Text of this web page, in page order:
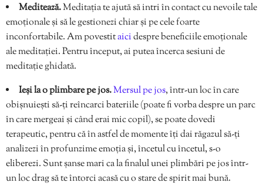
Meditează.Meditația te ajută să intri în contact cu nevoile tale
emoționale și să le gestionezi chiar și pe cele foarte
inconfortabile. Am povestitaicidespre beneficiile emoționale
ale meditației. Pentru început, ai putea încerca sesiuni de
meditație ghidată.
Ieși la o plimbare pe jos.Mersul pe jos, într-un loc în care
obișnuiești să-ți reîncarci bateriile (poate fi vorba despre un parc
în care mergeai și când erai mic copil), se poate dovedi
terapeutic, pentru că în astfel de momente îți dai răgazul să-ți
analizezi în profunzime emoția și, încetul cu încetul, s-o
eliberezi. Sunt șanse mari ca la finalul unei plimbări pe jos într-
un loc drag să te întorci acasă cu o stare de spirit mai bună.